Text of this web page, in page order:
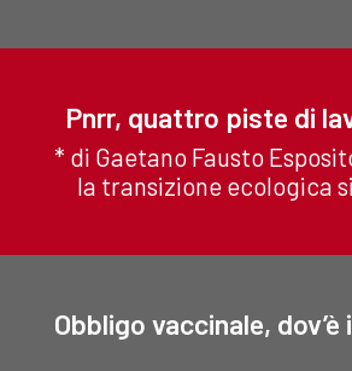
Pnrr, quattro piste di
* di Gaetano Fausto
la transizione ecologica
Obbligo vaccinale,